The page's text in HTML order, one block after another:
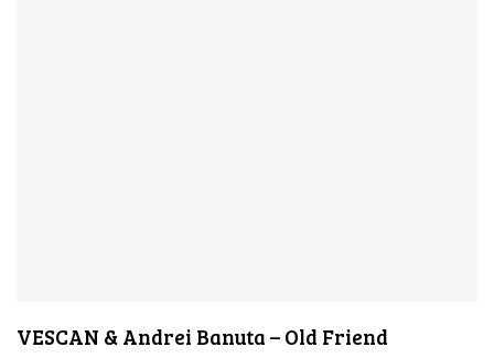
VESCAN & Andrei Banuta – Old Friend